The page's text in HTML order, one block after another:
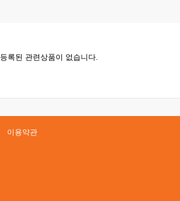
등록된 관련상품이 없습니다.
이용약관